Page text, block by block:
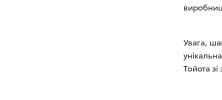
Увага,
Тойота